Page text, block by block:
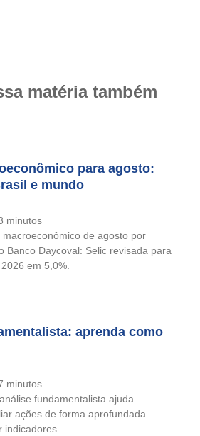
matéria também
para agosto:
e mundo
minutos
de agosto por
Banco Daycoval: Selic revisada para
em 5,0%.
aprenda como
minutos
fundamentalista ajuda
ações de forma aprofundada.
indicadores.